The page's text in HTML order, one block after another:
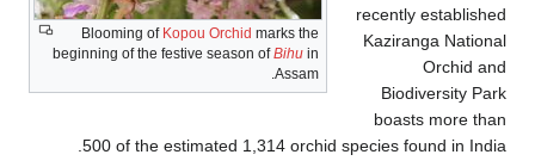
Blooming ofKopou Orchidmarks the
beginning of the festive season ofBihu
Assam.
recently established
Kaziranga National
Orchid and
Biodiversity Park
boasts more than
500 of the estimated 1,314 orchid species found in India.